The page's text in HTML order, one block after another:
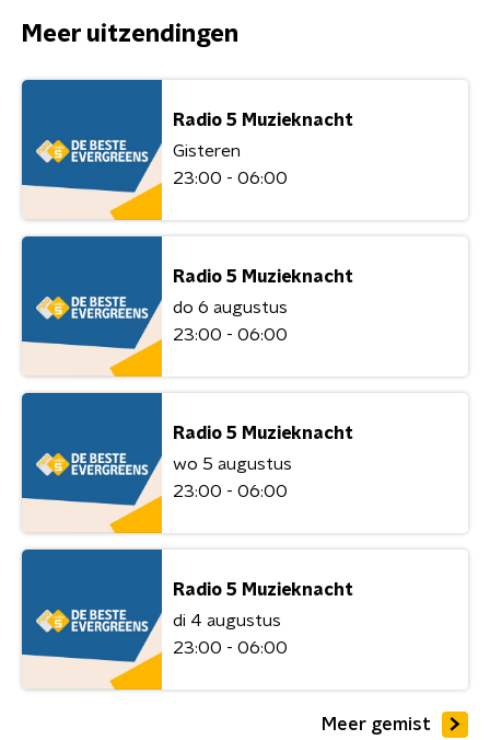
Meer uitzendingen
Radio 5 Muzieknacht
Gisteren
23:00 - 06:00
Radio 5 Muzieknacht
do 6 augustus
23:00 - 06:00
Radio 5 Muzieknacht
wo 5 augustus
23:00 - 06:00
Radio 5 Muzieknacht
di 4 augustus
23:00 - 06:00
Meer gemist